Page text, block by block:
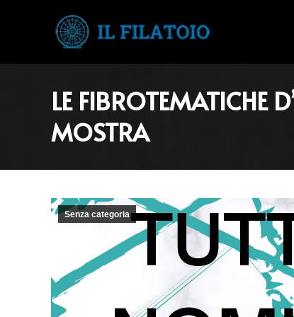
LE FIBROTEMATICHE
MOSTRA
Senza categoria